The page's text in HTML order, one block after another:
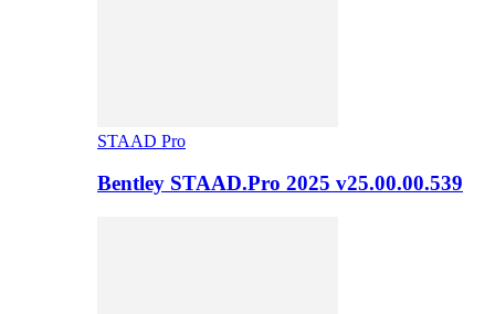
STAAD Pro
Bentley STAAD.Pro 2025 v25.00.00.539